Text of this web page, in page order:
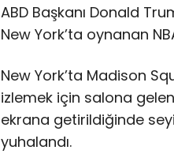
ABD Başkanı Donald
New York’ta oynanan
New York’ta Madison
izlemek için salona
ekrana getirildiğinde
yuhalandı.